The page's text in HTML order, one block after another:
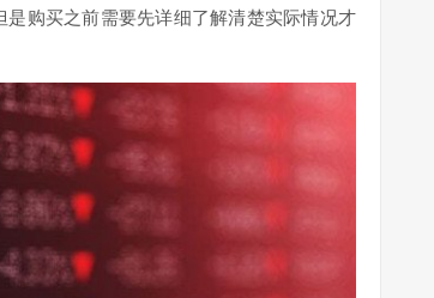
购买之前需要先详细了解清楚实际情况才